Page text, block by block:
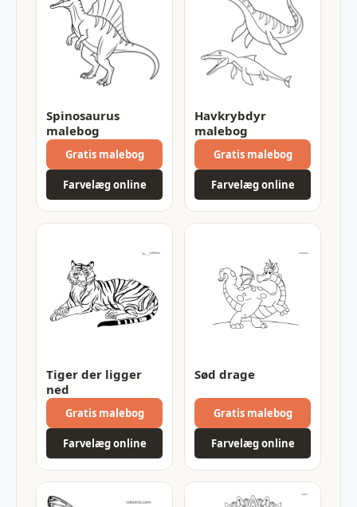
Spinosaurus
malebog
Gratis malebog
Farvelæg online
Havkrybdyr
malebog
Gratis malebog
Farvelæg online
Tiger der ligger
ned
Gratis malebog
Farvelæg online
Sød drage
Gratis malebog
Farvelæg online